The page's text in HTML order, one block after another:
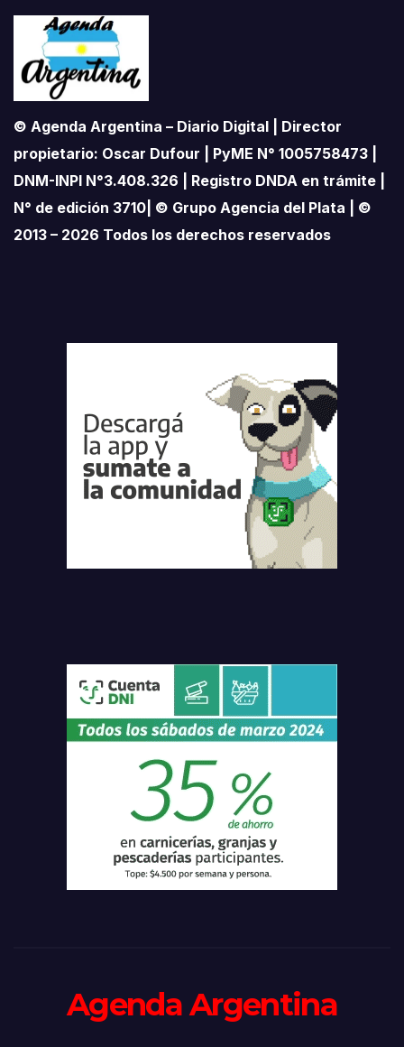
© Agenda Argentina – Diario Digital | Director
propietario: Oscar Dufour | PyME N° 1005758473 |
DNM-INPI N°3.408.326 | Registro DNDA en trámite |
N° de edición 3710| © Grupo Agencia del Plata | ©
2013 – 2026 Todos los derechos reservados
Agenda Argentina